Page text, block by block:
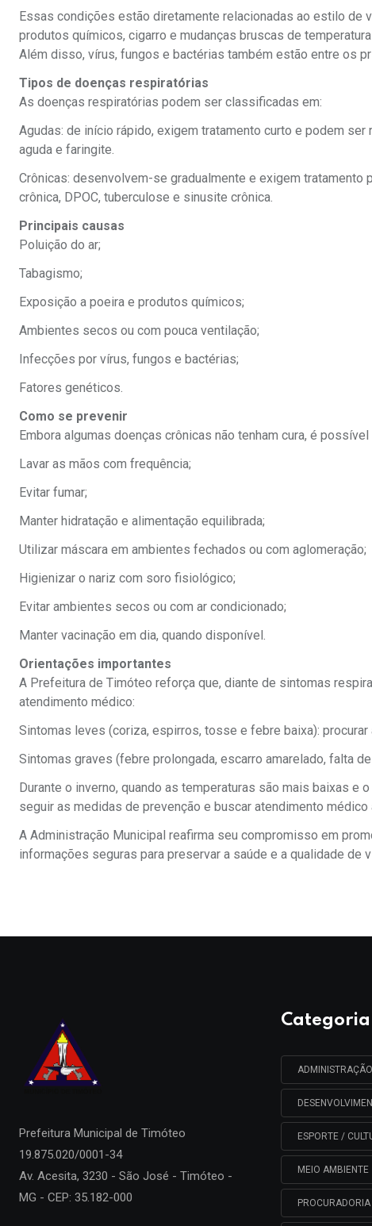
Essas condições estão diretamente relacionadas ao estilo de
produtos químicos, cigarro e mudanças bruscas de
Além disso, vírus, fungos e bactérias também estão entre os
Tipos de doenças respiratórias
As doenças respiratórias podem ser classificadas em:
Agudas: de início rápido, exigem tratamento curto e podem
aguda e faringite.
Crônicas: desenvolvem-se gradualmente e exigem tratamento
crônica, DPOC, tuberculose e sinusite crônica.
Principais causas
Poluição do ar;
Tabagismo;
Exposição a poeira e produtos químicos;
Ambientes secos ou com pouca ventilação;
Infecções por vírus, fungos e bactérias;
Fatores genéticos.
Como se prevenir
Embora algumas doenças crônicas não tenham cura, é
Lavar as mãos com frequência;
Evitar fumar;
Manter hidratação e alimentação equilibrada;
Utilizar máscara em ambientes fechados ou com aglomeração;
Higienizar o nariz com soro fisiológico;
Evitar ambientes secos ou com ar condicionado;
Manter vacinação em dia, quando disponível.
Orientações importantes
A Prefeitura de Timóteo reforça que, diante de sintomas
atendimento médico:
Sintomas leves (coriza, espirros, tosse e febre baixa): procurar
Sintomas graves (febre prolongada, escarro amarelado, falta
Durante o inverno, quando as temperaturas são mais baixas e
seguir as medidas de prevenção e buscar atendimento
A Administração Municipal reafirma seu compromisso em
informações seguras para preservar a saúde e a qualidade de
Prefeitura Municipal de Timóteo
19.875.020/0001-34
Av. Acesita, 3230 - São José - Timóteo -
MG - CEP: 35.182-000
Categoria
ADMINISTRAÇÃO
ESPORTE /
MEIO AMBIENTE
PROCURADORIA